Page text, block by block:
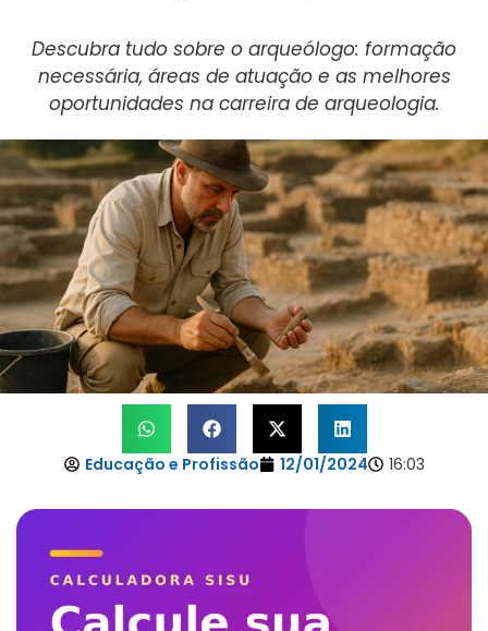
Descubra tudo sobre o arqueólogo: formação
necessária, áreas de atuação e as melhores
oportunidades na carreira de arqueologia.
Educação e Profissão 12/01/2024 16:03